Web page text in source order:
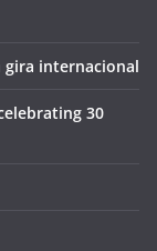
gira internacional
30